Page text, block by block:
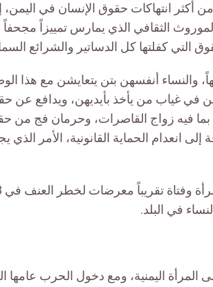
أكثر انتهاكات حقوق الإنسان في اليمن،
الثقافي الذي يمارس تمييزاً
كفلتها كل الدساتير والشرائع
والنساء أنفسهن بتن يتعايشن مع هذا
في غياب من يأخذ بأيديهن، ويدافع عن
بما فيه زواج القاصرات، وحرمان فج من
انعدام الحماية القانونية، الأمر
في البلد.
اليمنية، ومع دخول الحرب عامها